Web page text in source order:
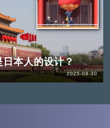
本人的设计？
2025-09-30